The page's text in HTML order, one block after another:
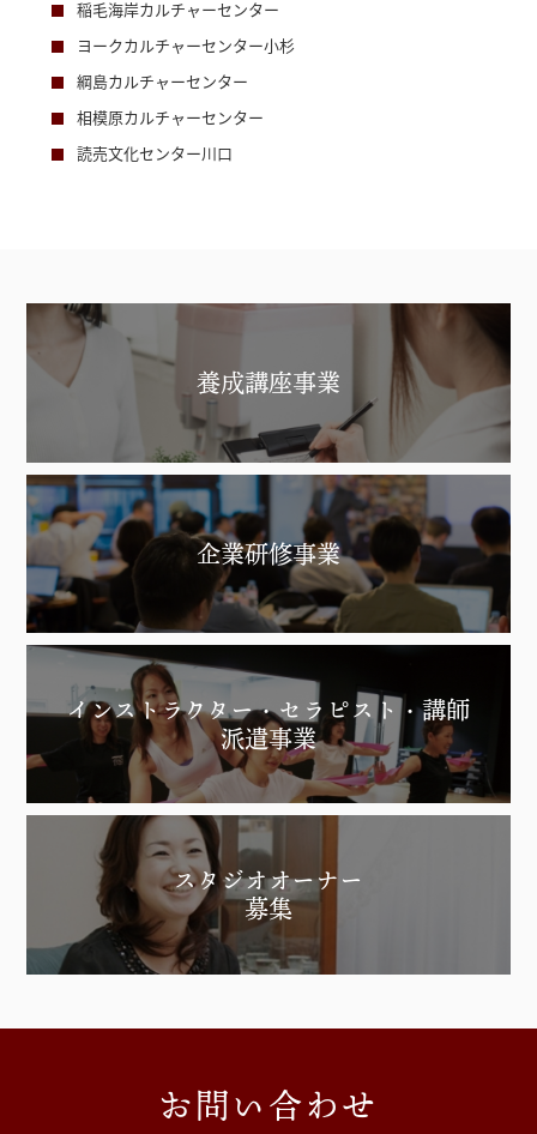
稲毛海岸カルチャーセンター
ヨークカルチャーセンター小杉
綱島カルチャーセンター
相模原カルチャーセンター
読売文化センター川口
養成講座事業
企業研修事業
インストラクター・セラピスト・講師
派遣事業
スタジオオーナー
募集
お問い合わせ